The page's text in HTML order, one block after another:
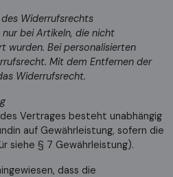
Widerrufsrechts
bei Artikeln, die nicht
wurden. Bei personalisierten
Mit dem Entfernen der
Widerrufsrecht.
Vertrages besteht unabhängig
auf Gewährleistung, sofern die
siehe § 7 Gewährleistung).
dass die